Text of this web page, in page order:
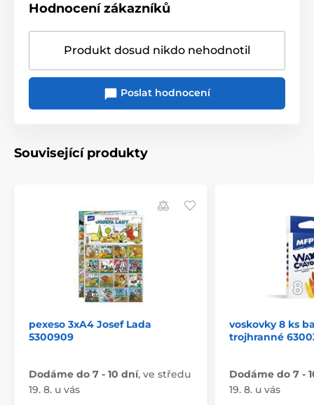
Hodnocení zákazníků
Produkt dosud nikdo nehodnotil
Poslat hodnocení
Související produkty
pexeso 3xA4 Josef Lada
5300909
Dodáme do 7 - 10 dní, ve středu
19. 8. u vás
voskovky 8 ks
trojhranné
Dodáme do 7 -
19. 8. u vás